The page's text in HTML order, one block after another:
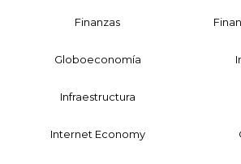
Finanzas
Globoeconomía
Infraestructura
Internet Economy